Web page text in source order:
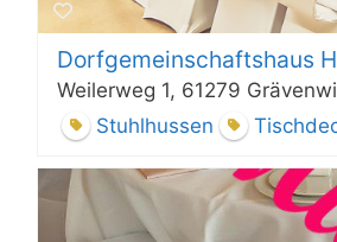
Dorfgemeinschaftshaus
Weilerweg 1, 61279
Stuhlhussen